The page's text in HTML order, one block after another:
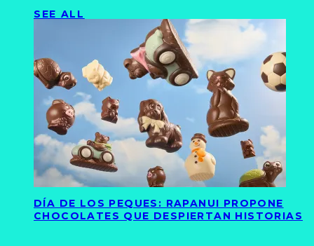
SEE ALL
DÍA DE LOS PEQUES: RAPANUI PROPONE
CHOCOLATES QUE DESPIERTAN HISTORIAS